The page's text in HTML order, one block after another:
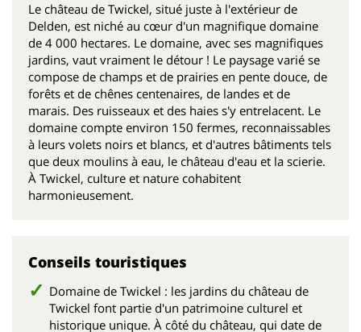
Le château de Twickel, situé juste à l'extérieur de
Delden, est niché au cœur d'un magnifique domaine
de 4 000 hectares. Le domaine, avec ses magnifiques
jardins, vaut vraiment le détour ! Le paysage varié se
compose de champs et de prairies en pente douce, de
forêts et de chênes centenaires, de landes et de
marais. Des ruisseaux et des haies s'y entrelacent. Le
domaine compte environ 150 fermes, reconnaissables
à leurs volets noirs et blancs, et d'autres bâtiments tels
que deux moulins à eau, le château d'eau et la scierie.
À Twickel, culture et nature cohabitent
harmonieusement.
Conseils touristiques
Domaine de Twickel : les jardins du château de
Twickel font partie d'un patrimoine culturel et
historique unique. À côté du château, qui date de